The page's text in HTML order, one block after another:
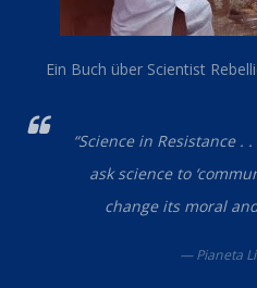
Ein Buch über Scientist
“Science in Resistance .
ask science to
change its moral
— Pianeta